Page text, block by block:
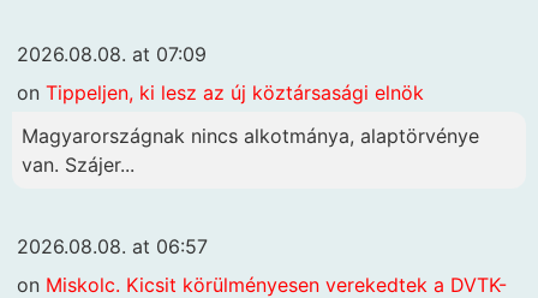
2026.08.08. at 07:09
on Tippeljen, ki lesz az új köztársasági elnök
Magyarországnak nincs alkotmánya, alaptörvénye
van. Szájer...
2026.08.08. at 06:57
on Miskolc. Kicsit körülményesen verekedtek a DVTK-